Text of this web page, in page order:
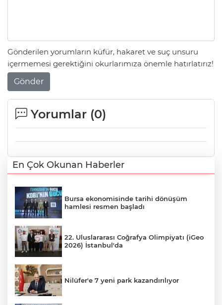
Gönderilen yorumların küfür, hakaret ve suç unsuru
içermemesi gerektiğini okurlarımıza önemle hatırlatırız!
Gönder
Yorumlar (0)
En Çok Okunan Haberler
Bursa ekonomisinde tarihi dönüşüm
hamlesi resmen başladı
22. Uluslararası Coğrafya Olimpiyatı (iGeo
2026) İstanbul'da
Nilüfer'e 7 yeni park kazandırılıyor